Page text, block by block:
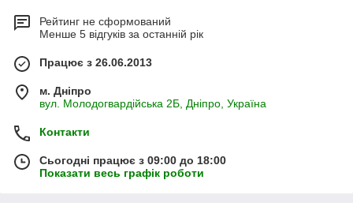
Рейтинг не сформований
Менше 5 відгуків за останній рік
Працює з 26.06.2013
м. Дніпро
вул. Молодогвардійська 2Б, Дніпро, Україна
Контакти
Сьогодні працює з 09:00 до 18:00
Показати весь графік роботи